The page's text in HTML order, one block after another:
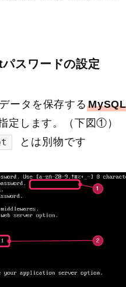
スワードの設定
ータを保存する
定します。（下図①）
とは別物です